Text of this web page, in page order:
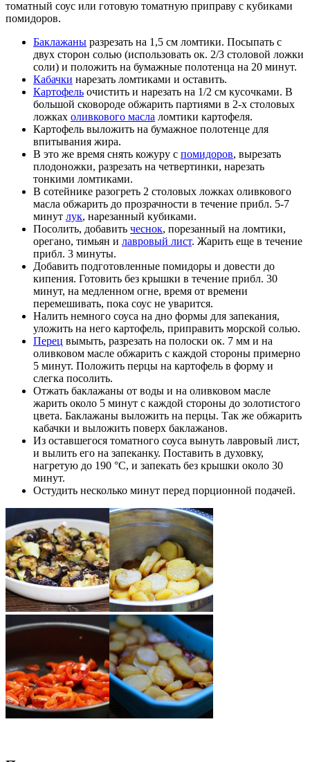
томатный соус или готовую томатную приправу с кубиками
помидоров.
Баклажаны разрезать на 1,5 см ломтики. Посыпать с
двух сторон солью (использовать ок. 2/3 столовой ложки
соли) и положить на бумажные полотенца на 20 минут.
Кабачки нарезать ломтиками и оставить.
Картофель очистить и нарезать на 1/2 см кусочками. В
большой сковороде обжарить партиями в 2-х столовых
ложках оливкового масла ломтики картофеля.
Картофель выложить на бумажное полотенце для
впитывания жира.
В это же время снять кожуру с помидоров, вырезать
плодоножки, разрезать на четвертинки, нарезать
тонкими ломтиками.
В сотейнике разогреть 2 столовых ложках оливкового
масла обжарить до прозрачности в течение прибл. 5-7
минут лук, нарезанный кубиками.
Посолить, добавить чеснок, порезанный на ломтики,
орегано, тимьян и лавровый лист. Жарить еще в течение
прибл. 3 минуты.
Добавить подготовленные помидоры и довести до
кипения. Готовить без крышки в течение прибл. 30
минут, на медленном огне, время от времени
перемешивать, пока соус не уварится.
Налить немного соуса на дно формы для запекания,
уложить на него картофель, приправить морской солью.
Перец вымыть, разрезать на полоски ок. 7 мм и на
оливковом масле обжарить с каждой стороны примерно
5 минут. Положить перцы на картофель в форму и
слегка посолить.
Отжать баклажаны от воды и на оливковом масле
жарить около 5 минут с каждой стороны до золотистого
цвета. Баклажаны выложить на перцы. Так же обжарить
кабачки и выложить поверх баклажанов.
Из оставшегося томатного соуса вынуть лавровый лист,
и вылить его на запеканку. Поставить в духовку,
нагретую до 190 °C, и запекать без крышки около 30
минут.
Остудить несколько минут перед порционной подачей.